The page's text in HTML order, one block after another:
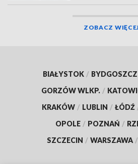
ZOBACZ WIĘCEJ
BIAŁYSTOK / BYDGOSZCZ
GORZÓW WLKP. /
KRAKÓW / LUBLIN / ŁÓDŹ
OPOLE / POZNAŃ /
SZCZECIN / WARSZAWA /